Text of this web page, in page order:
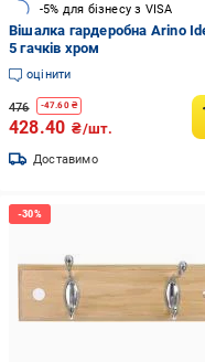
-5% для бізнесу з VISA
Вішалка гардеробна Arino
5 гачків хром
оцінити
476 -47.60₴
428.40 ₴/шт.
Доставимо